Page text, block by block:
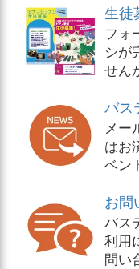
生徒
フォ
シが
せん
バス
メー
はお
ベン
お問
バス
利用
問い